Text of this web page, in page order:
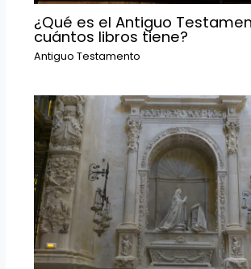
¿Qué es el Antiguo
cuántos libros tiene?
Antiguo Testamento